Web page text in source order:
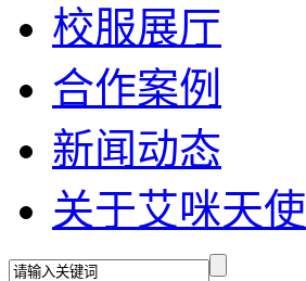
校服展厅
合作案例
新闻动态
关于艾咪天使